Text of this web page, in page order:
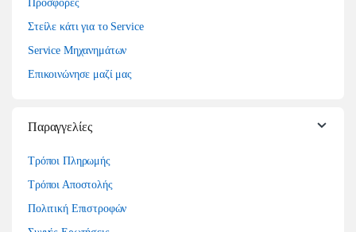
Προσφορές
Στείλε κάτι για το Service
Service Μηχανημάτων
Επικοινώνησε μαζί μας
Παραγγελίες
Τρόποι Πληρωμής
Τρόποι Αποστολής
Πολιτική Επιστροφών